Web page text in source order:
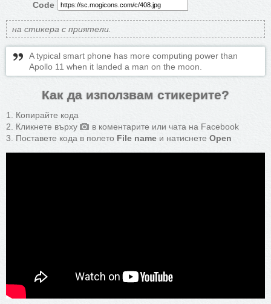
Code
на стикера с приятели.
A typical smart phone has more computing power than
Apollo 11 when it landed a man on the moon.
Как да използвам стикерите?
Копирайте кода
Кликнете върху
в коментарите или чата на Facebook
Поставете кода в полето File name и натиснете Open